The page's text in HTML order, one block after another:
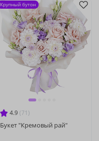
4.9 (71)
Букет "Кремовый рай"
Крупный бутон